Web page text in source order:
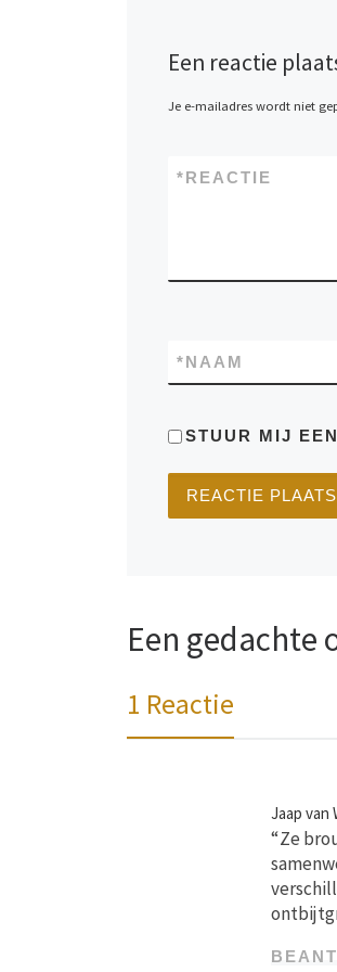
Een reactie
Je e-mailadres wordt niet
REACTIE
*
NAAM
*
STUUR MIJ
Een gedachte
1 Reactie
Jaap van
“Ze